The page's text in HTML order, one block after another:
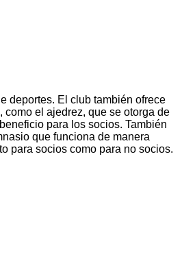
deportes. El club también ofrece
como el ajedrez, que se otorga de
para los socios. También
que funciona de manera
para socios como para no socios.